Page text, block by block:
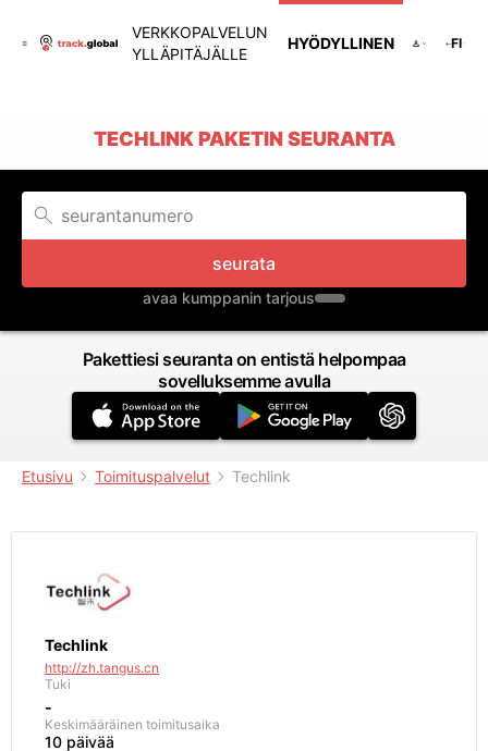
VERKKOPALVELUN
YLLÄPITÄJÄLLE
HYÖDYLLINEN FI
TECHLINK PAKETIN SEURANTA
seurata
avaa kumppanin tarjous
Pakettiesi seuranta on entistä helpompaa
sovelluksemme avulla
Etusivu Toimituspalvelut Techlink
Techlink
http://zh.tangus.cn
Tuki
-
Keskimääräinen toimitusaika
10 päivää